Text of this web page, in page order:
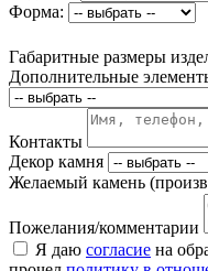
Форма:
Габаритные размеры
Дополнительные
Контакты
Декор камня
Желаемый камень
Пожелания/комментарии
Я даю согласие на